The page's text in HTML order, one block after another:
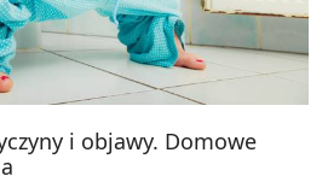
i objawy. Domowe